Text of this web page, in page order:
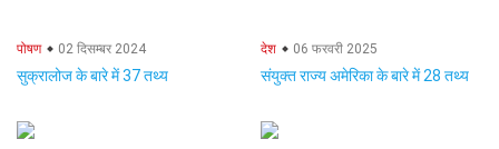
पोषण 02 दिसम्बर 2024
सुक्रालोज के बारे में 37 तथ्य
देश 06 फरवरी 2025
संयुक्त राज्य अमेरिका के बारे में 28 तथ्य